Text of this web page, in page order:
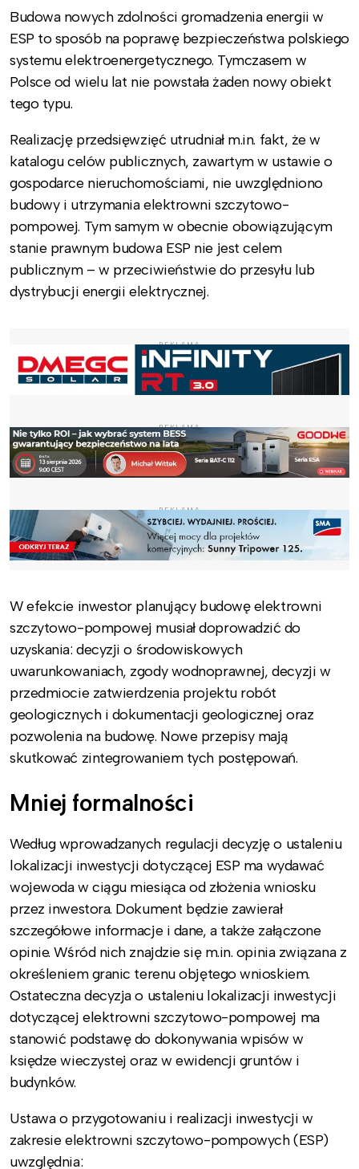
Budowa nowych zdolności gromadzenia energii w
ESP to sposób na poprawę bezpieczeństwa polskiego
systemu elektroenergetycznego. Tymczasem w
Polsce od wielu lat nie powstała żaden nowy obiekt
tego typu.
Realizację przedsięwzięć utrudniał m.in. fakt, że w
katalogu celów publicznych, zawartym w ustawie o
gospodarce nieruchomościami, nie uwzględniono
budowy i utrzymania elektrowni szczytowo-
pompowej. Tym samym w obecnie obowiązującym
stanie prawnym budowa ESP nie jest celem
publicznym – w przeciwieństwie do przesyłu lub
dystrybucji energii elektrycznej.
REKLAMA
REKLAMA
REKLAMA
W efekcie inwestor planujący budowę elektrowni
szczytowo-pompowej musiał doprowadzić do
uzyskania: decyzji o środowiskowych
uwarunkowaniach, zgody wodnoprawnej, decyzji w
przedmiocie zatwierdzenia projektu robót
geologicznych i dokumentacji geologicznej oraz
pozwolenia na budowę. Nowe przepisy mają
skutkować zintegrowaniem tych postępowań.
Mniej formalności
Według wprowadzanych regulacji decyzję o ustaleniu
lokalizacji inwestycji dotyczącej ESP ma wydawać
wojewoda w ciągu miesiąca od złożenia wniosku
przez inwestora. Dokument będzie zawierał
szczegółowe informacje i dane, a także załączone
opinie. Wśród nich znajdzie się m.in. opinia związana z
określeniem granic terenu objętego wnioskiem.
Ostateczna decyzja o ustaleniu lokalizacji inwestycji
dotyczącej elektrowni szczytowo-pompowej ma
stanowić podstawę do dokonywania wpisów w
księdze wieczystej oraz w ewidencji gruntów i
budynków.
Ustawa o przygotowaniu i realizacji inwestycji w
zakresie elektrowni szczytowo-pompowych (ESP)
uwzględnia: